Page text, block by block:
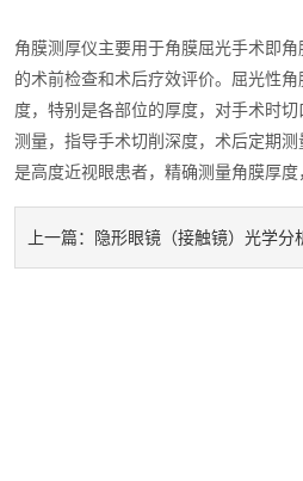
角膜测厚仪主要用于角膜屈光手术即
的术前检查和术后疗效评价。屈光性
度，特别是各部位的厚度，对手术时
测量，指导手术切削深度，术后定期
是高度近视眼患者，精确测量角膜厚
上一篇： 隐形眼镜（接触镜）光学分